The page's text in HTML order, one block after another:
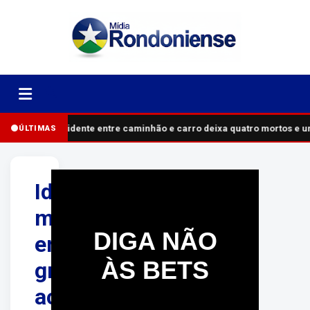
ÚLTIMASAcidente entre caminhão e carro deixa quatro mortos e
Idoso
morre
em
grave
acidente
DIGA NÃO
ÀS BETS